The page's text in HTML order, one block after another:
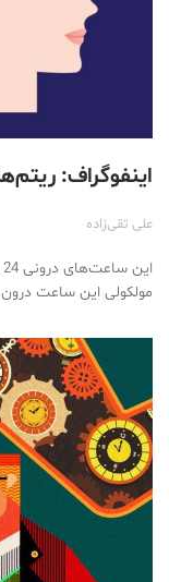
اینفوگراف:
علی تقی‌زاده
مولکولی این ساعت